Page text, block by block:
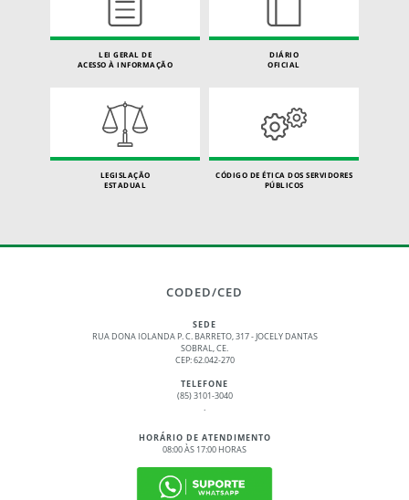
LEI GERAL DE
ACESSO À INFORMAÇÃO
DIÁRIO
OFICIAL
LEGISLAÇÃO
ESTADUAL
CÓDIGO DE ÉTICA DOS SERVIDORES
PÚBLICOS
CODED/CED
SEDE
RUA DONA IOLANDA P. C. BARRETO, 317 - JOCELY DANTAS
SOBRAL, CE.
CEP: 62.042-270
TELEFONE
(85) 3101-3040
.
HORÁRIO DE ATENDIMENTO
08:00 ÀS 17:00 HORAS